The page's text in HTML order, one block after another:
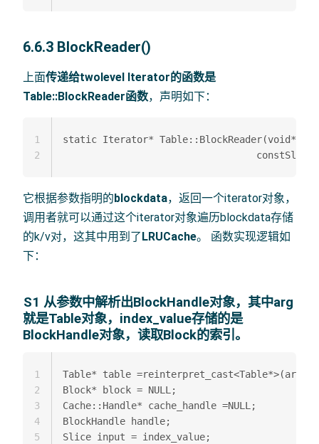
6.6.3 BlockReader()
上面传递给twolevel Iterator的函数是
Table::BlockReader函数，声明如下：
static Iterator* Table::BlockReader(void*
1
2
它根据参数指明的blockdata，返回一个iterator对象，
调用者就可以通过这个iterator对象遍历blockdata存储
的k/v对，这其中用到了LRUCache。 函数实现逻辑如
下：
S1 从参数中解析出BlockHandle对象，其中arg
就是Table对象，index_value存储的是
BlockHandle对象，读取Block的索引。
Table* table
Block* block = NULL;
Cache::Handle* cache_handle =NULL;
BlockHandle handle;
Slice input = index_value;
1
2
3
4
5